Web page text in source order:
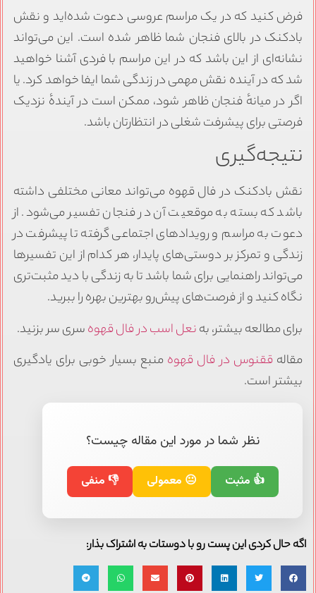
فرض کنید که در یک مراسم عروسی دعوت شده‌اید و نقش
بادکنک در بالای فنجان شما ظاهر شده است. این می‌تواند
نشانه‌ای از این باشد که در این مراسم با فردی آشنا خواهید
شد که در آینده نقش مهمی در زندگی شما ایفا خواهد کرد. یا
اگر در میانهٔ فنجان ظاهر شود، ممکن است در آیندهٔ نزدیک
فرصتی برای پیشرفت شغلی در انتظارتان باشد.
نتیجه‌گیری
نقش بادکنک در فال قهوه می‌تواند معانی مختلفی داشته
باشد که بسته به موقعیت آن در فنجان تفسیر می‌شود. از
دعوت به مراسم و رویدادهای اجتماعی گرفته تا پیشرفت در
زندگی و تمرکز بر دوستی‌های پایدار، هر کدام از این تفسیرها
می‌تواند راهنمایی برای شما باشد تا به زندگی با دید مثبت‌تری
نگاه کنید و از فرصت‌های پیش‌رو بهترین بهره را ببرید.
برای مطالعه بیشتر، بهنعل اسب در فال قهوهسری سر بزنید.
مقاله ققنوس در فال قهوهمنبع بسیار خوبی برای یادگیری
بیشتر است.
نظر شما در مورد این مقاله چیست؟
👍 مثبت 😐 معمولی 👎 منفی
اگه حال کردی این پست رو با دوستات به اشتراک بذار: